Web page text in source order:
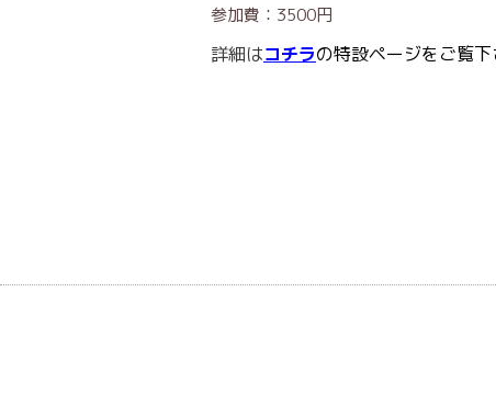
参加費：3500円
詳細はコチラの特設ページをご覧下